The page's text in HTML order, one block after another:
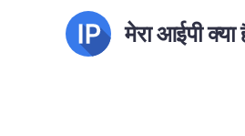
मेरा आईपी क्या